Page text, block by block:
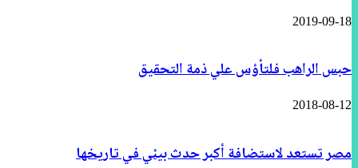
2019-09-18
حبس الراهب فلتأؤس علي ذمة التحقيق
2018-08-12
مصر تستعد لاستضافة أكبر حدث بيئي في تاريخها